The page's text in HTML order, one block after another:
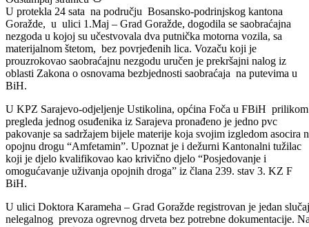
Datum: 24.10.2023.
Podijeli:
Odštampaj stranicu
U protekla 24 sata na području Bosansko-podrinjskog kantona
Goražde, u ulici 1.Maj – Grad Goražde, dogodila se saobraćajna
nezgoda u kojoj su učestvovala dva putnička motorna vozila, sa
materijalnom štetom, bez povrjeđenih lica. Vozaču koji je
oblasti Zakona o osnovama bezbjednosti saobraćaja na putevima u
BiH.
U KPZ Sarajevo-odjeljenje Ustikolina, općina Foča u FBiH prilikom
pregleda jednog osuđenika iz Sarajeva pronađeno je jedno pvc
pakovanje sa sadržajem bijele materije koja svojim izgledom asocira
opojnu drogu “Amfetamin”. Upoznat je i dežurni Kantonalni tužilac
omogućavanje uživanja opojnih droga” iz člana 239. stav 3. KZ F
BiH.